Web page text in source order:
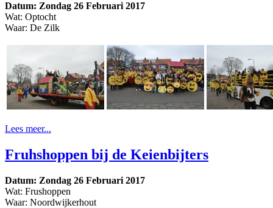
Datum: Zondag 26 Februari 2017
Wat: Optocht
Waar: De Zilk
Lees meer...
Fruhshoppen bij de Keienbijters
Datum: Zondag 26 Februari 2017
Wat: Frushoppen
Waar: Noordwijkerhout